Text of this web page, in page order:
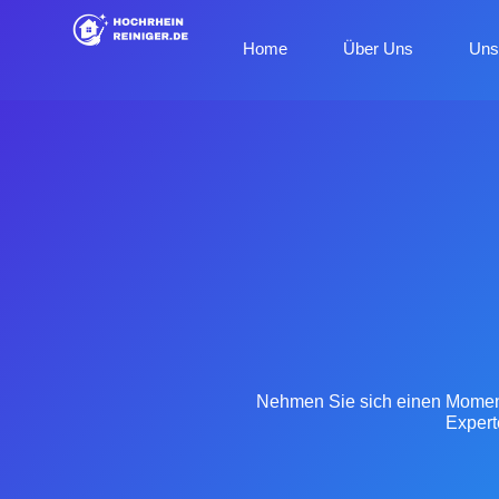
Home Über Uns
Nehmen Sie sich einen